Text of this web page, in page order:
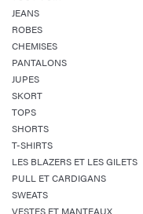
JEANS
ROBES
CHEMISES
PANTALONS
JUPES
SKORT
TOPS
SHORTS
T-SHIRTS
LES BLAZERS ET LES GILETS
PULL ET CARDIGANS
SWEATS
VESTES ET MANTEAUX